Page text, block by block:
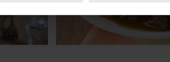
om content en advertenties te
analyseren. Ook delen we informatie over
en analyse. Deze partners kunnen deze